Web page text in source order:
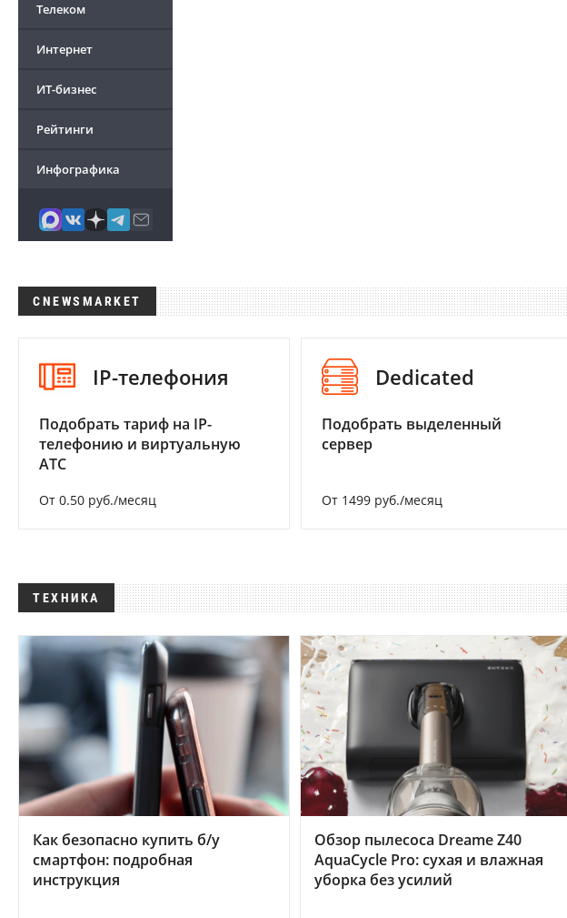
Телеком
Интернет
ИТ-бизнес
Рейтинги
Инфографика
CNEWSMARKET
IP-телефония
Подобрать тариф на IP-
телефонию и виртуальную
АТС
От 0.50 руб./месяц
Dedicated
Подобрать выделенный
сервер
От 1499 руб./месяц
ТЕХНИКА
Как безопасно купить б/у
смартфон: подробная
инструкция
Обзор пылесоса Dreame Z40
AquaCycle Pro: сухая и влажная
уборка без усилий